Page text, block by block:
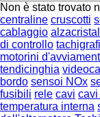
Non è stato trovato
centraline cruscotti
cablaggio
di controllo tachigrafi
motorini
tendicinghia
bordo sensoi NOx
fusibili rele cavi cavi
temperatura interna